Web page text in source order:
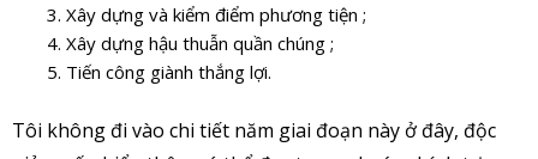
Xây dựng và kiểm điểm phương tiện ;
Xây dựng hậu thuẫn quần chúng ;
Tiến công giành thắng lợi.
Tôi không đi vào chi tiết năm giai đoạn này ở đây, độc